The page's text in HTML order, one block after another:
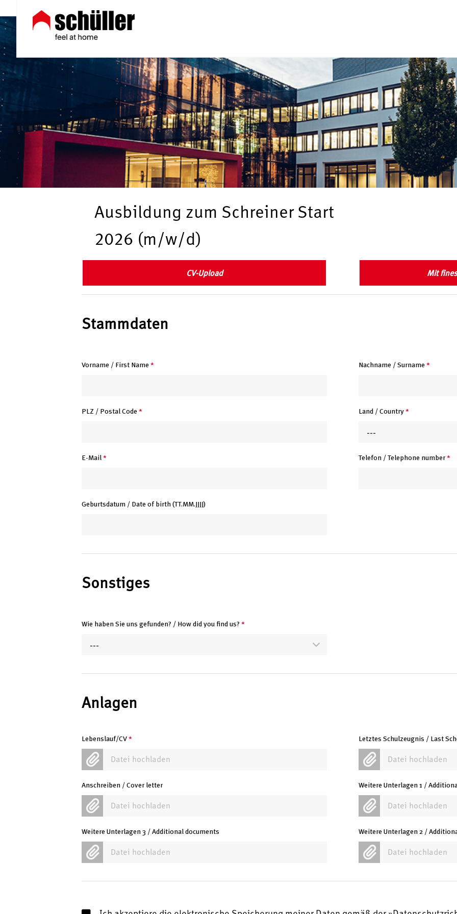
Ausbildung zum Schreiner Start
2026 (m/w/d)
CV-Upload Mit
Stammdaten
Vorname / First Name* Nachname / Surname*
PLZ / Postal Code* Land / Country*
---
E-Mail* Telefon / Telephone number*
Geburtsdatum / Date of birth (TT.MM.JJJJ)
Sonstiges
Wie haben Sie uns gefunden? / How did you find us?*
---
Anlagen
Lebenslauf/CV*
Datei hochladen
Letztes Schulzeugnis / Last
Datei hochladen
Anschreiben / Cover letter
Datei hochladen
Weitere Unterlagen 1 /
Datei hochladen
Weitere Unterlagen 3 / Additional documents
Datei hochladen
Weitere Unterlagen 2 /
Datei hochladen